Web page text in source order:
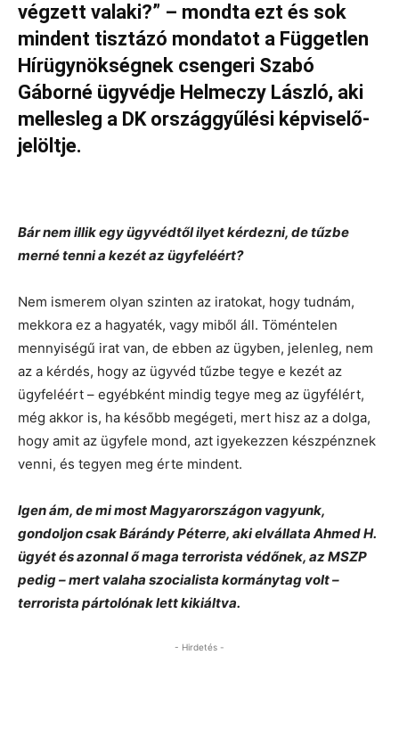
végzett valaki?” – mondta ezt és sok
mindent tisztázó mondatot a Független
Hírügynökségnek csengeri Szabó
Gáborné ügyvédje Helmeczy László, aki
mellesleg a DK országgyűlési képviselő-
jelöltje.
Bár nem illik egy ügyvédtől ilyet kérdezni, de tűzbe
merné tenni a kezét az ügyfeléért?
Nem ismerem olyan szinten az iratokat, hogy tudnám,
mekkora ez a hagyaték, vagy miből áll. Töméntelen
mennyiségű irat van, de ebben az ügyben, jelenleg, nem
az a kérdés, hogy az ügyvéd tűzbe tegye e kezét az
ügyfeléért – egyébként mindig tegye meg az ügyfélért,
még akkor is, ha később megégeti, mert hisz az a dolga,
hogy amit az ügyfele mond, azt igyekezzen készpénznek
venni, és tegyen meg érte mindent.
Igen ám, de mi most Magyarországon vagyunk,
gondoljon csak Bárándy Péterre, aki elvállata Ahmed H.
ügyét és azonnal ő maga terrorista védőnek, az MSZP
pedig – mert valaha szocialista kormánytag volt –
terrorista pártolónak lett kikiáltva.
- Hirdetés -